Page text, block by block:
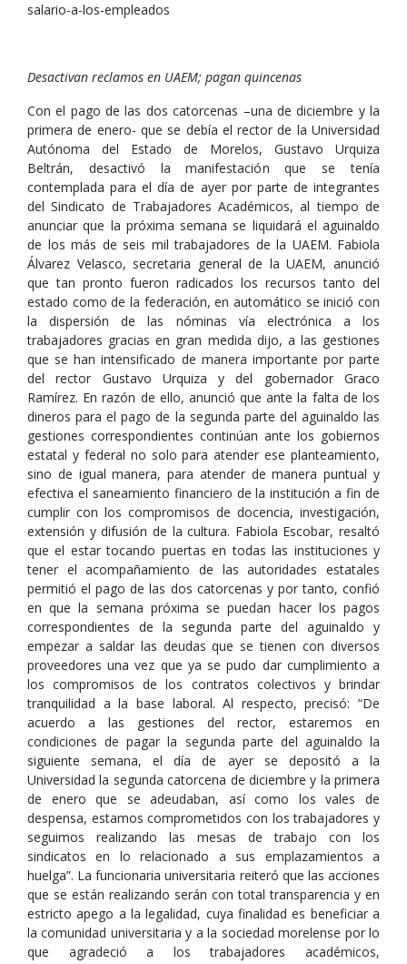
salario-a-los-empleados
Desactivan reclamos en UAEM; pagan quincenas
Con el pago de las dos catorcenas –una de diciembre y la
primera de enero- que se debía el rector de la Universidad
Autónoma del Estado de Morelos, Gustavo Urquiza
Beltrán, desactivó la manifestación que se tenía
contemplada para el día de ayer por parte de integrantes
del Sindicato de Trabajadores Académicos, al tiempo de
anunciar que la próxima semana se liquidará el aguinaldo
de los más de seis mil trabajadores de la UAEM. Fabiola
Álvarez Velasco, secretaria general de la UAEM, anunció
que tan pronto fueron radicados los recursos tanto del
estado como de la federación, en automático se inició con
la dispersión de las nóminas vía electrónica a los
trabajadores gracias en gran medida dijo, a las gestiones
que se han intensificado de manera importante por parte
del rector Gustavo Urquiza y del gobernador Graco
Ramírez. En razón de ello, anunció que ante la falta de los
dineros para el pago de la segunda parte del aguinaldo las
gestiones correspondientes continúan ante los gobiernos
estatal y federal no solo para atender ese planteamiento,
sino de igual manera, para atender de manera puntual y
efectiva el saneamiento financiero de la institución a fin de
cumplir con los compromisos de docencia, investigación,
extensión y difusión de la cultura. Fabiola Escobar, resaltó
que el estar tocando puertas en todas las instituciones y
tener el acompañamiento de las autoridades estatales
permitió el pago de las dos catorcenas y por tanto, confió
en que la semana próxima se puedan hacer los pagos
correspondientes de la segunda parte del aguinaldo y
empezar a saldar las deudas que se tienen con diversos
proveedores una vez que ya se pudo dar cumplimiento a
los compromisos de los contratos colectivos y brindar
tranquilidad a la base laboral. Al respecto, precisó: “De
acuerdo a las gestiones del rector, estaremos en
condiciones de pagar la segunda parte del aguinaldo la
siguiente semana, el día de ayer se depositó a la
Universidad la segunda catorcena de diciembre y la primera
de enero que se adeudaban, así como los vales de
despensa, estamos comprometidos con los trabajadores y
seguimos realizando las mesas de trabajo con los
sindicatos en lo relacionado a sus emplazamientos a
huelga”. La funcionaria universitaria reiteró que las acciones
que se están realizando serán con total transparencia y en
estricto apego a la legalidad, cuya finalidad es beneficiar a
la comunidad universitaria y a la sociedad morelense por lo
que agradeció a los trabajadores académicos,